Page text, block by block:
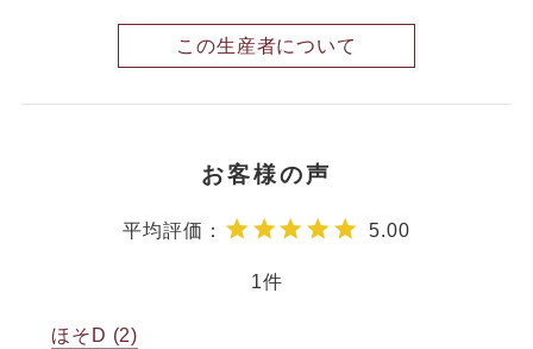
この生産者について
5.00
1
ほそD 2